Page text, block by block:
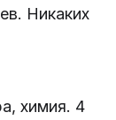
Никаких
химия. 4